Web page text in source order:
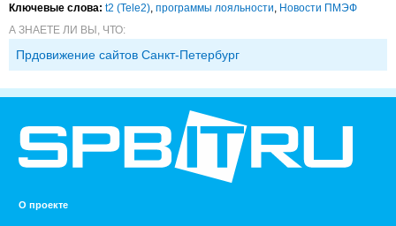
Ключевые слова: t2 (Tele2), программы лояльности, Новости ПМЭФ
А ЗНАЕТЕ ЛИ ВЫ, ЧТО:
Прдовижение сайтов Санкт-Петербург
О проекте